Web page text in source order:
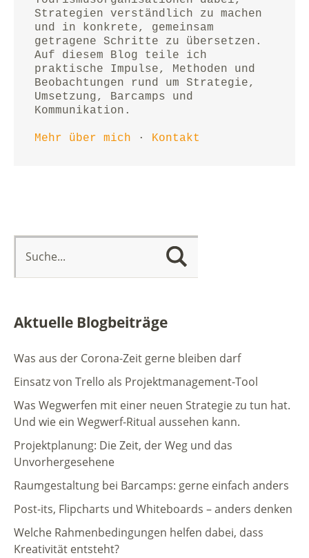
Strategien verständlich zu machen
und in konkrete, gemeinsam
getragene Schritte zu übersetzen.
Auf diesem Blog teile ich
praktische Impulse, Methoden und
Beobachtungen rund um Strategie,
Umsetzung, Barcamps und
Kommunikation.
Mehr über mich · Kontakt
Aktuelle Blogbeiträge
Was aus der Corona-Zeit gerne bleiben darf
Einsatz von Trello als Projektmanagement-Tool
Was Wegwerfen mit einer neuen Strategie zu tun hat.
Und wie ein Wegwerf-Ritual aussehen kann.
Projektplanung: Die Zeit, der Weg und das
Unvorhergesehene
Raumgestaltung bei Barcamps: gerne einfach anders
Post-its, Flipcharts und Whiteboards – anders denken
Welche Rahmenbedingungen helfen dabei, dass
Kreativität entsteht?